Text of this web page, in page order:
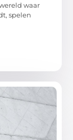
waar
spelen